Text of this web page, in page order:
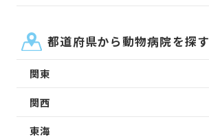
都道府県から動物病院を探す
関東
関西
東海